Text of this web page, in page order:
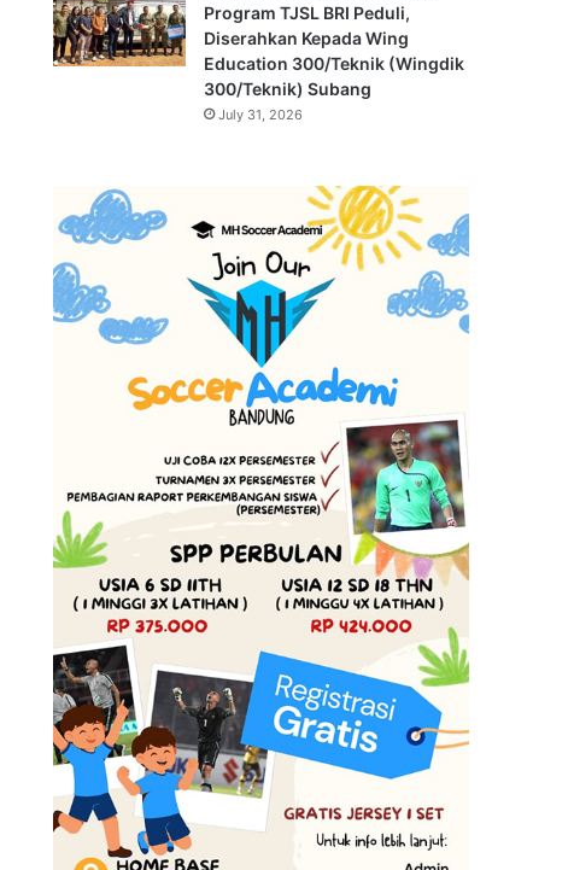
Program TJSL BRI Peduli,
Diserahkan Kepada Wing
Education 300/Teknik (Wingdik
300/Teknik) Subang
July 31, 2026